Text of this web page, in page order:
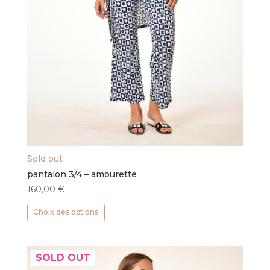
Sold out
pantalon 3/4 – amourette
160,00 €
Choix des options
Ce
plusieurs
variations.
SOLD OUT